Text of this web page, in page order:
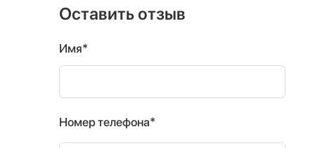
Оставить отзыв
Имя*
Номер телефона*